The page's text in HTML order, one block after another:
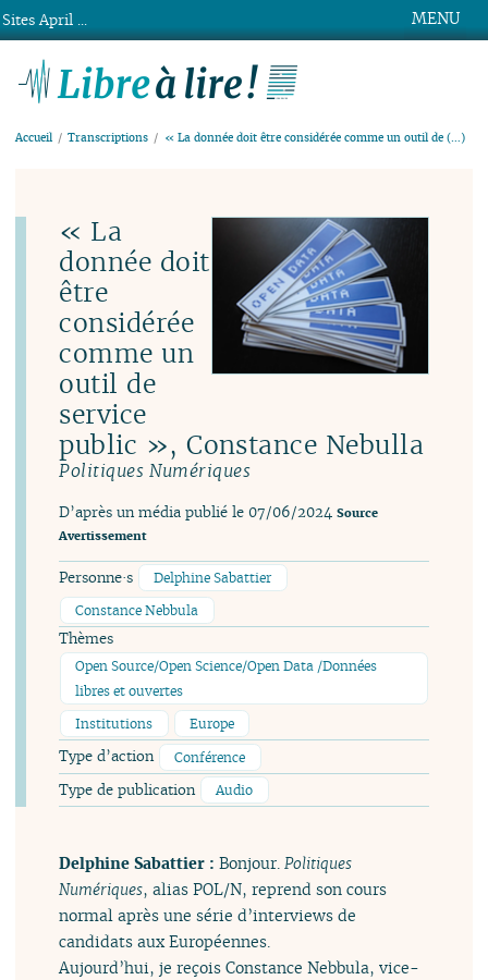
MENU
Accueil Transcriptions « La donnée doit être considérée comme un outil de (…)
« La
donnée doit
être
considérée
comme un
outil de
service
public », Constance Nebulla
Politiques Numériques
D’après un média publié le 07/06/2024 Source
Avertissement
Personne·s
Delphine Sabattier
Constance Nebbula
Thèmes
Open Source/Open Science/Open Data /Données
libres et ouvertes
Institutions
Europe
Type d’action Conférence
Type de publication Audio
Delphine Sabattier :Bonjour.Politiques
Numériques, alias POL/N, reprend son cours
normal après une série d’interviews de
candidats aux Européennes.
Aujourd’hui, je reçois Constance Nebbula, vice-
Sites April ...